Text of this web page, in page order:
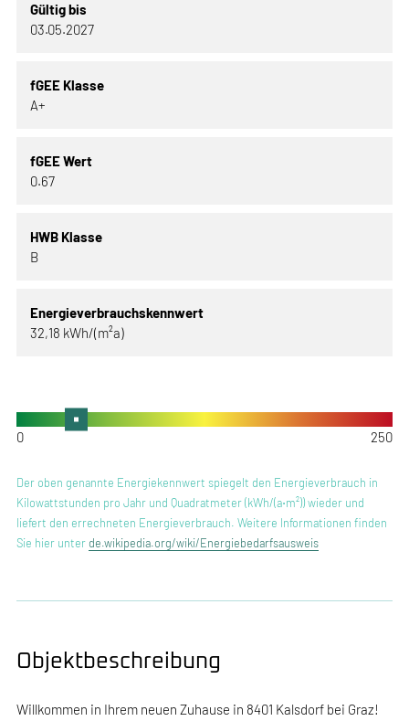
Gültig bis
03.05.2027
fGEE Klasse
A+
fGEE Wert
0.67
HWB Klasse
B
Energieverbrauchskennwert
32,18 kWh/(m²a)
Der oben genannte Energiekennwert spiegelt den Energieverbrauch in
Kilowattstunden pro Jahr und Quadratmeter (kWh/(a⋅m²)) wieder und
liefert den errechneten Energieverbrauch. Weitere Informationen finden
Sie hier unter de.wikipedia.org/wiki/Energiebedarfsausweis
Objektbeschreibung
Willkommen in Ihrem neuen Zuhause in 8401 Kalsdorf bei Graz!